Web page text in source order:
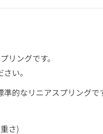
リングです。
い。
的なリニアスプリングで
さ)